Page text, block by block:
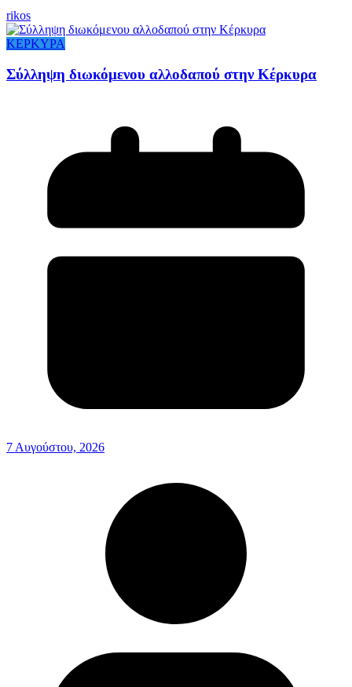
rikos
ΚΕΡΚΥΡΑ
Σύλληψη διωκόμενου αλλοδαπού στην Κέρκυρα
7 Αυγούστου, 2026